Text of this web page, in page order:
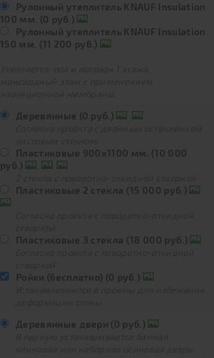
Рулонный утеплитель KNAUF Insulation
100 мм. (0 руб.)
Рулонный утеплитель KNAUF Insulation
150 мм. (11 200 руб.)
Деревянные (0 руб.)
Пластиковые 900х1100 мм. (10 000
руб.)
Пластиковые 2 стекла (15 000 руб.)
Пластиковые 3 стекла (18 000 руб.)
Ройки (бесплатно) (0 руб.)
Деревянные двери (0 руб.)